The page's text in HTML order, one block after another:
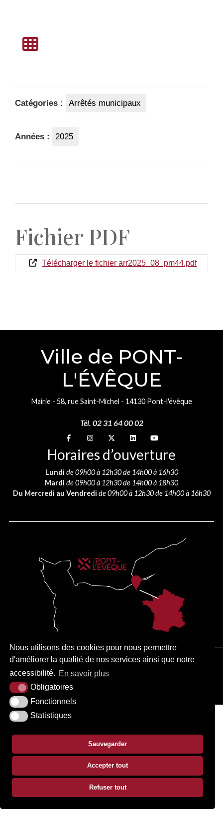
Nous utilisons des cookies pour nous permettre
d'améliorer la qualité de nos services ainsi que notre
accessibilité. En savoir plus
Obligatoires
Fonctionnels
Statistiques
Sauvegarder
Accepter tout
Refuser tout
Catégories : Arrêtés municipaux
Années : 2025
Fichier PDF
Télécharger le fichier arr2025_08_pm44.pdf
Ville de PONT-
L'ÉVÊQUE
Mairie - 58, rue Saint-Michel - 14130 Pont-l'évêque
Tél. 02 31 64 00 02
Suivez-nous sur
Suivez-nous sur
Suivez-nous sur
Suivez-nous sur
Suivez-nous sur
Horaires d’ouverture
Lundi de 09h00 à 12h30 de 14h00 à 16h30
Mardi de 09h00 à 12h30 de 14h00 à 18h30
Du Mercredi au Vendredi de 09h00 à 12h30 de 14h00 à 16h30
PLAN DU SITE MENTIONS LÉGALES ACCESSIBILITÉ